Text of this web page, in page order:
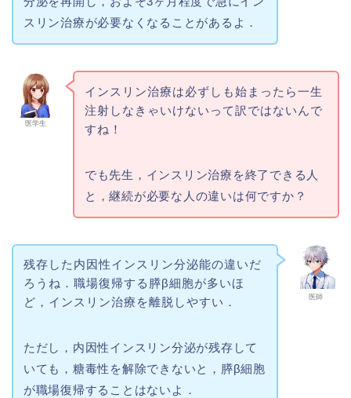
スリン治療が必要なくなることがあるよ．
医学生
インスリン治療は必ずしも始まったら一生
注射しなきゃいけないって訳ではないんで
すね！
でも先生，インスリン治療を終了できる人
と，継続が必要な人の違いは何ですか？
医師
残存した内因性インスリン分泌能の違いだ
ろうね．職場復帰する膵β細胞が多いほ
ど，インスリン治療を離脱しやすい．
ただし，内因性インスリン分泌が残存して
いても，糖毒性を解除できないと，膵β細胞
が職場復帰することはないよ．